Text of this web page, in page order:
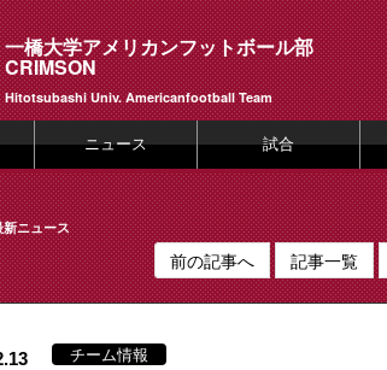
一橋大学アメリカンフットボール部
CRIMSON
Hitotsubashi Univ. Americanfootball Team
ニュース 試合
新ニュース
前の記事へ 記事一覧
チーム情報